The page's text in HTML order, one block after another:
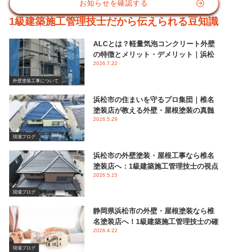
お知らせを確認する
1級建築施工管理技士だから伝えられる豆知識
外壁塗装工事について
ALCとは？軽量気泡コンクリート外壁
の特徴とメリット・デメリット｜浜松
市 椎名塗装店
2026.7.22
現場ブログ
浜松市の住まいを守るプロ集団｜椎名
塗装店が教える外壁・屋根塗装の真髄
と失敗しない業者選び
2026.5.29
現場ブログ
浜松市の外壁塗装・屋根工事なら椎名
塗装店へ：1級建築施工管理技士の視点
で伝える後悔しないメンテナンス
2026.5.15
現場ブログ
静岡県浜松市の外壁・屋根塗装なら椎
名塗装店へ！1級建築施工管理技士の確
かな視点と屋根塗装におけるシリコン
2026.4.22